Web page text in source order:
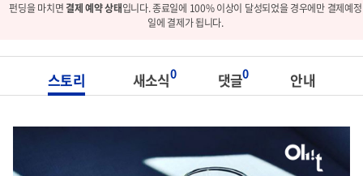
펀딩을 마치면결제 예약 상태입니다. 종료일에 100% 이상이 달성되었을 경우에만 결제예정
일에 결제가 됩니다.
스토리 새소식0 댓글0 안내